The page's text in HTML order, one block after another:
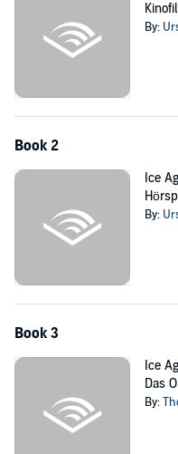
By:
Book 2
Ice
By:
Book 3
Ice
Das
By: